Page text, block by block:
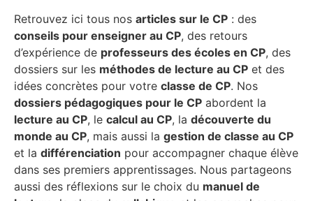
Retrouvez ici tous nos articles sur le CP : des
conseils pour enseigner au CP, des retours
d’expérience de professeurs des écoles en CP, des
dossiers sur les méthodes de lecture au CP et des
idées concrètes pour votre classe de CP. Nos
dossiers pédagogiques pour le CP abordent la
lecture au CP, le calcul au CP, la découverte du
monde au CP, mais aussi la gestion de classe au CP
et la différenciation pour accompagner chaque élève
dans ses premiers apprentissages. Nous partageons
aussi des réflexions sur le choix du manuel de